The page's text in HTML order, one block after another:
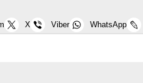
X Viber WhatsApp